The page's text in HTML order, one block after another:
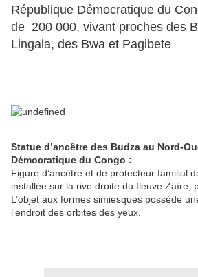
République Démocratique du
de 200 000, vivant proches des
Lingala, des Bwa et Pagibete
Statue d’ancêtre des Budza au Nord-
Démocratique du Congo :
Figure d’ancêtre et de protecteur familial
installée sur la rive droite du fleuve Zaïre,
L’objet aux formes simiesques possède
l’endroit des orbites des yeux.